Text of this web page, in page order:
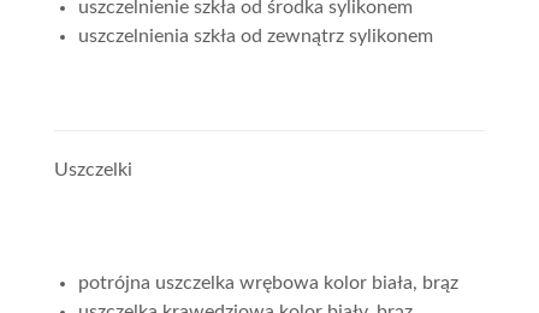
uszczelnienie szkła od środka sylikonem
uszczelnienia szkła od zewnątrz sylikonem
Uszczelki
potrójna uszczelka wrębowa kolor biała, brąz